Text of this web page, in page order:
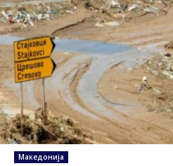
Македонија